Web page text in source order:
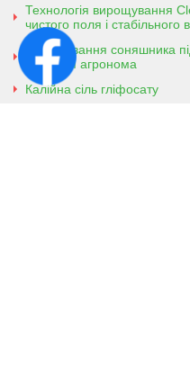
Технологія вирощування
чистого поля і стабільного
Вирощування соняшника
гайд для агронома
Калійна сіль гліфосату